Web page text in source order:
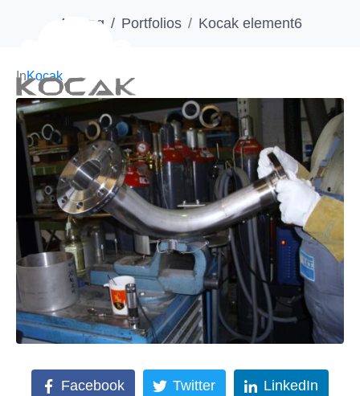
Anfang Portfolios Kocak element6
InKocak
Facebook Twitter LinkedIn